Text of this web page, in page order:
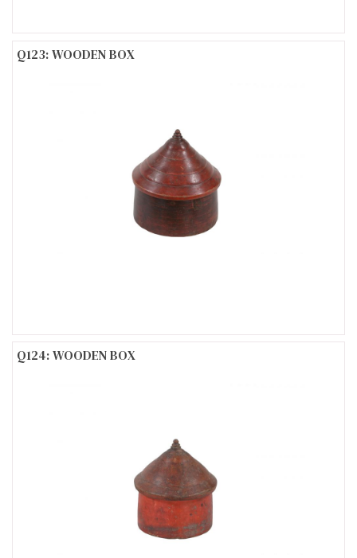
Q123: WOODEN BOX
Q124: WOODEN BOX